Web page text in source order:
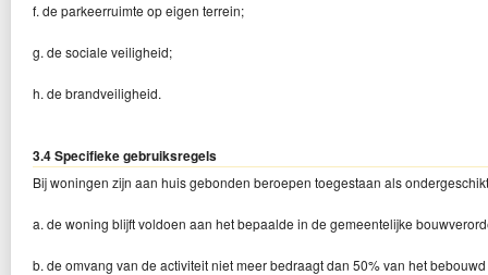
f. de parkeerruimte op eigen terrein;
g. de sociale veiligheid;
h. de brandveiligheid.
3.4 Specifieke gebruiksregels
Bij woningen zijn aan huis gebonden beroepen toegestaan als
a. de woning blijft voldoen aan het bepaalde in de gemeentelijke
b. de omvang van de activiteit niet meer bedraagt dan 50% van het